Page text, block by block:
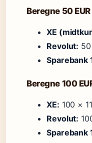
Beregne 50
XE
Revolut:
Sparebank
Beregne 100
XE: 100 ×
Revolut:
Sparebank